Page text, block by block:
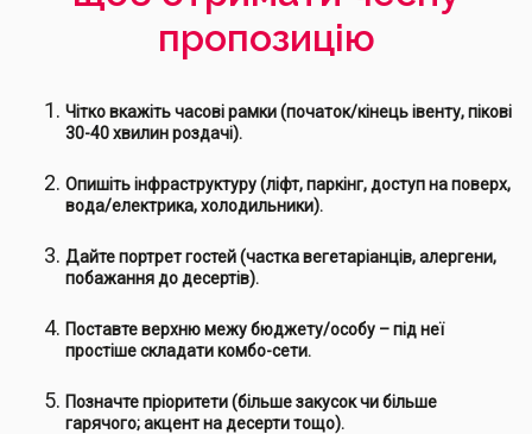
пропозицію
Чітко вкажіть часові рамки (початок/кінець івенту, пікові
30-40 хвилин роздачі).
Опишіть інфраструктуру (ліфт, паркінг, доступ на поверх,
вода/електрика, холодильники).
Дайте портрет гостей (частка вегетаріанців, алергени,
побажання до десертів).
Поставте верхню межу бюджету/особу – під неї
простіше складати комбо-сети.
Позначте пріоритети (більше закусок чи більше
гарячого; акцент на десерти тощо).